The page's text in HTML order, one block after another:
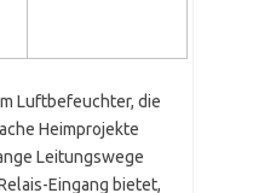
Luftbefeuchter, die
Heimprojekte
Leitungswege
Eingang bietet,